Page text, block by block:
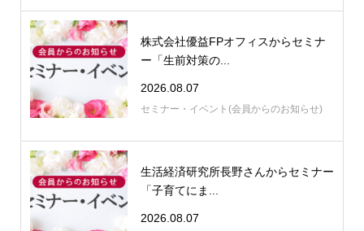
株式会社優益FPオフィスからセミナ
ー「生前対策の...
2026.08.07
セミナー・イベント(会員からのお知らせ)
生活経済研究所長野さんからセミナー
「子育てにま...
2026.08.07